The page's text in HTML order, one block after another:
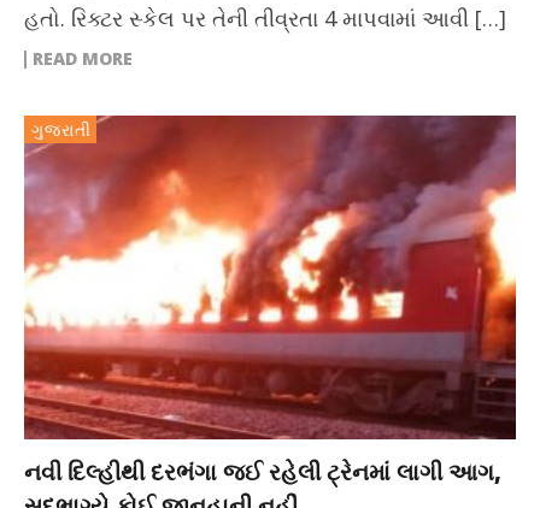
હતો. રિક્ટર સ્કેલ પર તેની તીવ્રતા 4 માપવામાં આવી […]
READ MORE
ગુજરાતી
નવી દિલ્હીથી દરભંગા જઈ રહેલી ટ્રેનમાં લાગી આગ,